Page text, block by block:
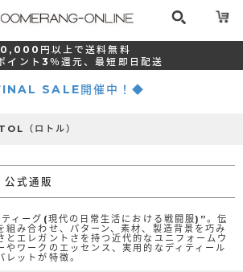
円以上で送料無料
イント 3％還元、最短 即日配送
SALE開催中！◆
（ロトル）
式通販
ィーグ(現代の日常生活における戦闘服)”。伝
組み合わせ、パターン、素材、製造背景を巧み
とエレガントさを持つ近代的なユニフォームウ
やワークのエッセンス、実用的なディティール
レットが特徴。